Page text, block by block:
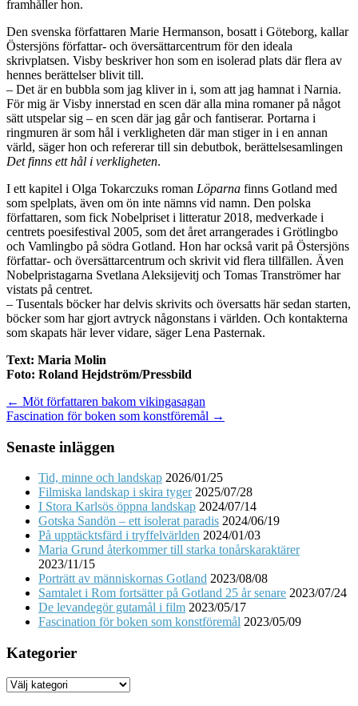
framhåller hon.
Den svenska författaren Marie Hermanson, bosatt i Göteborg, kallar
Östersjöns författar- och översättarcentrum för den ideala
skrivplatsen. Visby beskriver hon som en isolerad plats där flera av
hennes berättelser blivit till.
– Det är en bubbla som jag kliver in i, som att jag hamnat i Narnia.
För mig är Visby innerstad en scen där alla mina romaner på något
sätt utspelar sig – en scen där jag går och fantiserar. Portarna i
ringmuren är som hål i verkligheten där man stiger in i en annan
värld, säger hon och refererar till sin debutbok, berättelsesamlingen
Det finns ett hål i verkligheten.
I ett kapitel i Olga Tokarczuks roman Löparna finns Gotland med
som spelplats, även om ön inte nämns vid namn. Den polska
författaren, som fick Nobelpriset i litteratur 2018, medverkade i
centrets poesifestival 2005, som det året arrangerades i Grötlingbo
och Vamlingbo på södra Gotland. Hon har också varit på Östersjöns
författar- och översättarcentrum och skrivit vid flera tillfällen. Även
Nobelpristagarna Svetlana Aleksijevitj och Tomas Tranströmer har
vistats på centret.
– Tusentals böcker har delvis skrivits och översatts här sedan starten,
böcker som har gjort avtryck någonstans i världen. Och kontakterna
som skapats här lever vidare, säger Lena Pasternak.
Text: Maria Molin
Foto: Roland Hejdström/Pressbild
Post
navigation
← Möt författaren bakom vikingasagan
Fascination för boken som konstföremål →
Senaste inläggen
Tid, minne och landskap 2026/01/25
Filmiska landskap i skira tyger 2025/07/28
I Stora Karlsös öppna landskap 2024/07/14
Gotska Sandön – ett isolerat paradis 2024/06/19
På upptäcktsfärd i tryffelvärlden 2024/01/03
Maria Grund återkommer till starka tonårskaraktärer
2023/11/15
Porträtt av människornas Gotland 2023/08/08
Samtalet i Rom fortsätter på Gotland 25 år senare 2023/07/24
De levandegör gutamål i film 2023/05/17
Fascination för boken som konstföremål 2023/05/09
Kategorier
Kategorier